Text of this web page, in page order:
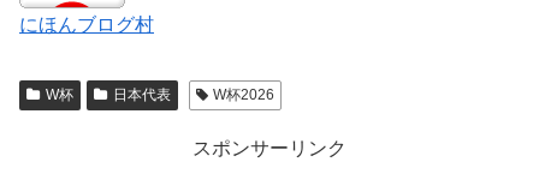
にほんブログ村
W杯 日本代表 W杯2026
スポンサーリンク